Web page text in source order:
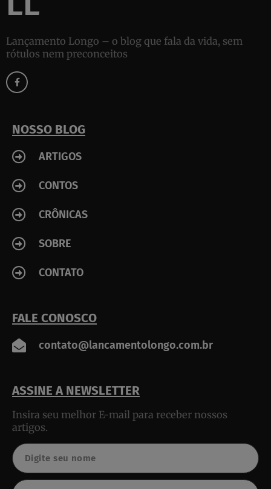
Lançamento Longo – o blog que fala da vida, sem
rótulos nem preconceitos
a
c
e
k
-
NOSSO BLOG
ARTIGOS
CONTOS
CRÔNICAS
SOBRE
CONTATO
FALE CONOSCO
contato@lancamentolongo.com.br
ASSINE A NEWSLETTER
Insira seu melhor E-mail para receber nossos
artigos.
Nome
Email